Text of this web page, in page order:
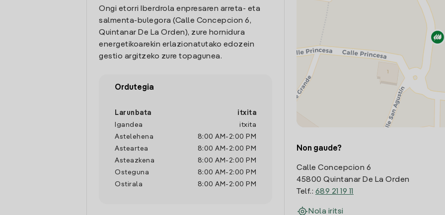
Ongi etorri Iberdrola enpresaren arreta- eta
salmenta-bulegora (Calle Concepcion 6,
Quintanar De La Orden), zure hornidura
energetikoarekin erlazionatutako edozein
gestio argitzeko zure topagunea.
Ordutegia
Larunbata
itxita
Igandea
itxita
Astelehena
8:00 AM - 2:00 PM
Asteartea
8:00 AM - 2:00 PM
Asteazkena
8:00 AM - 2:00 PM
Osteguna
8:00 AM - 2:00 PM
Ostirala
8:00 AM - 2:00 PM
Non gaude?
Calle Concepcion 6
45800 Quintanar De La Orden
Telf.: 689 21 19 11
Nola iritsi